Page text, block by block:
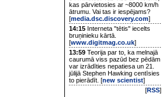
kas pārvietosies ar ~8000 km/h
ātrumu. Vai tas ir iespējams?
[media.dsc.discovery.com]
14:15 Interneta "tētis" iecelts
bruņinieku kārtā.
[www.digitmag.co.uk]
13:59 Teorija par to, ka melnajā
caurumā viss pazūd bez pēdām
var izrādīties nepatiesa un 21.
jūlijā Stephen Hawking centīsies
to pierādīt. [new scientist]
[RSS]